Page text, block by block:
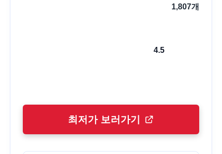
1,807개
4.5
최저가 보러가기